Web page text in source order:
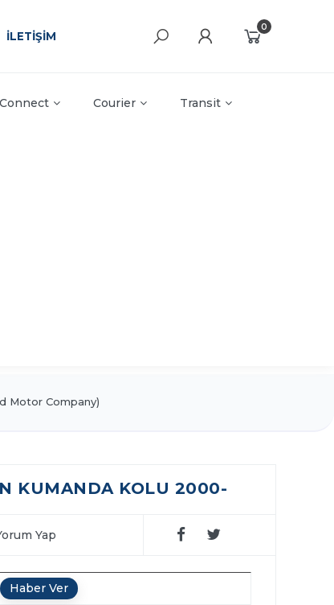
İLETİŞİM
0
Connect Courier Transit
Motor Company)
KUMANDA KOLU 2000-
Yap